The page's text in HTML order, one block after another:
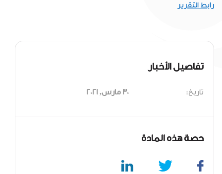
رابط التقرير
تفاصيل الأخبار
تاريخ: 30 مارس, 2021
حصة هذه المادة